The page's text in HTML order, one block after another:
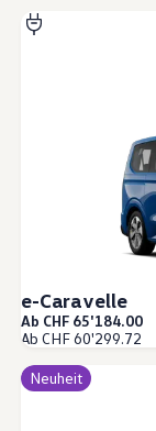
e-Caravelle
Ab CHF 65'184.00
Ab CHF 60'299.72
Neuheit